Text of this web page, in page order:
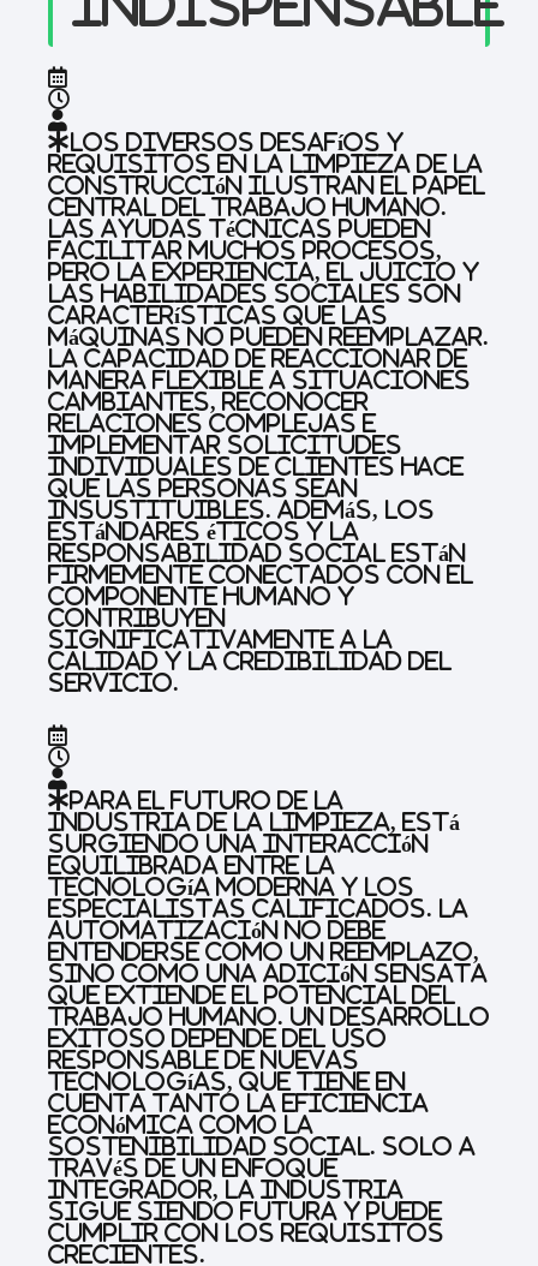
Los diversos desafíos y
requisitos en la limpieza de la
construcción ilustran el papel
central del trabajo humano.
Las ayudas técnicas pueden
facilitar muchos procesos,
pero la experiencia, el juicio y
las habilidades sociales son
características que las
máquinas no pueden reemplazar.
La capacidad de reaccionar de
manera flexible a situaciones
cambiantes, reconocer
relaciones complejas e
implementar solicitudes
individuales de clientes hace
que las personas sean
insustituibles. Además, los
estándares éticos y la
responsabilidad social están
firmemente conectados con el
componente humano y
contribuyen
significativamente a la
calidad y la credibilidad del
servicio.
Para el futuro de la
industria de la limpieza, está
surgiendo una interacción
equilibrada entre la
tecnología moderna y los
especialistas calificados. La
automatización no debe
entenderse como un reemplazo,
sino como una adición sensata
que extiende el potencial del
trabajo humano. Un desarrollo
exitoso depende del uso
responsable de nuevas
tecnologías, que tiene en
cuenta tanto la eficiencia
económica como la
sostenibilidad social. Solo a
través de un enfoque
integrador, la industria
sigue siendo futura y puede
cumplir con los requisitos
crecientes.